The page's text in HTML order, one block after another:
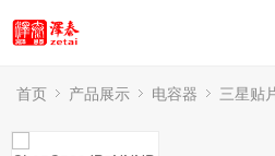
首页 产品展示 电容器 三星贴